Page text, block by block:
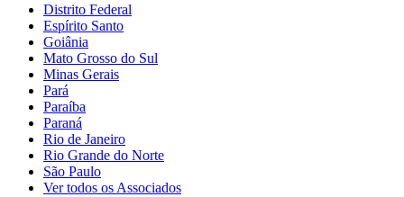
Distrito Federal
Espírito Santo
Goiânia
Mato Grosso do Sul
Minas Gerais
Pará
Paraíba
Paraná
Rio de Janeiro
Rio Grande do Norte
São Paulo
Ver todos os Associados